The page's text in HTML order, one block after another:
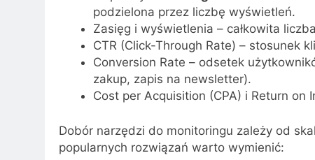
podzielona przez liczbę wyświetleń.
Zasięg i wyświetlenia – całkowita
CTR (Click-Through Rate) – stosunek
Conversion Rate – odsetek
zakup, zapis na newsletter).
Cost per Acquisition (CPA) i Return on
Dobór narzędzi do monitoringu zależy od
popularnych rozwiązań warto wymienić: